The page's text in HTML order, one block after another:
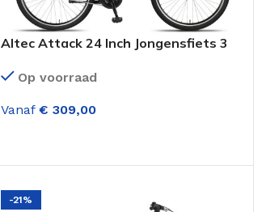
Altec Attack 24 Inch Jongensfiets 3
Op voorraad
Vanaf € 309,00
-21%